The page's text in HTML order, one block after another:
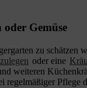
Gemüse
zu schätzen
oder eine
weiteren
regelmäßiger Pflege